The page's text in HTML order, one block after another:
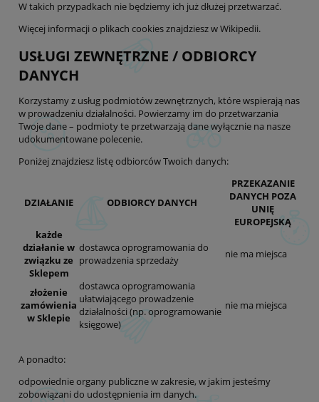
W takich przypadkach nie będziemy ich już dłużej przetwarzać.
Więcej informacji o plikach cookies znajdziesz wWikipedii.
USŁUGI ZEWNĘTRZNE / ODBIORCY
DANYCH
Korzystamy z usług podmiotów zewnętrznych, które wspierają nas
w prowadzeniu działalności. Powierzamy im do przetwarzania
Twoje dane – podmioty te przetwarzają dane wyłącznie na nasze
udokumentowane polecenie.
Poniżej znajdziesz listę odbiorców Twoich danych:
DZIAŁANIE ODBIORCY DANYCH
PRZEKAZANIE
DANYCH POZA
UNIĘ
EUROPEJSKĄ
każde
działanie w
związku ze
Sklepem
dostawca oprogramowania do
prowadzenia sprzedaży
nie ma miejsca
złożenie
zamówienia
w Sklepie
dostawca oprogramowania
ułatwiającego prowadzenie
działalności (np. oprogramowanie
księgowe)
nie ma miejsca
A ponadto:
odpowiednie organy publiczne w zakresie, w jakim jesteśmy
zobowiązani do udostępnienia im danych.